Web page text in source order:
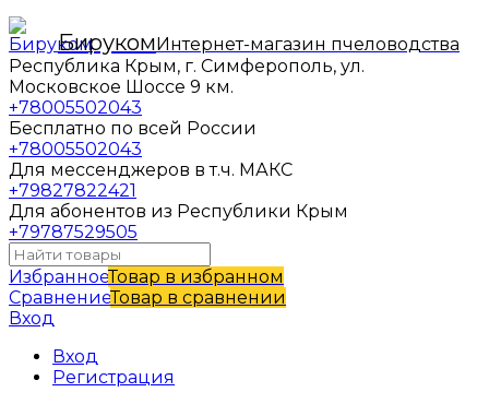
БирукомИнтернет-магазин пчеловодства
Республика Крым, г. Симферополь, ул.
Московское Шоссе 9 км.
+78005502043
Бесплатно по всей России
+78005502043
Для мессенджеров в т.ч. МАКС
+79827822421
Для абонентов из Республики Крым
+79787529505
ИзбранноеТовар в избранном
СравнениеТовар в сравнении
Вход
Вход
Регистрация